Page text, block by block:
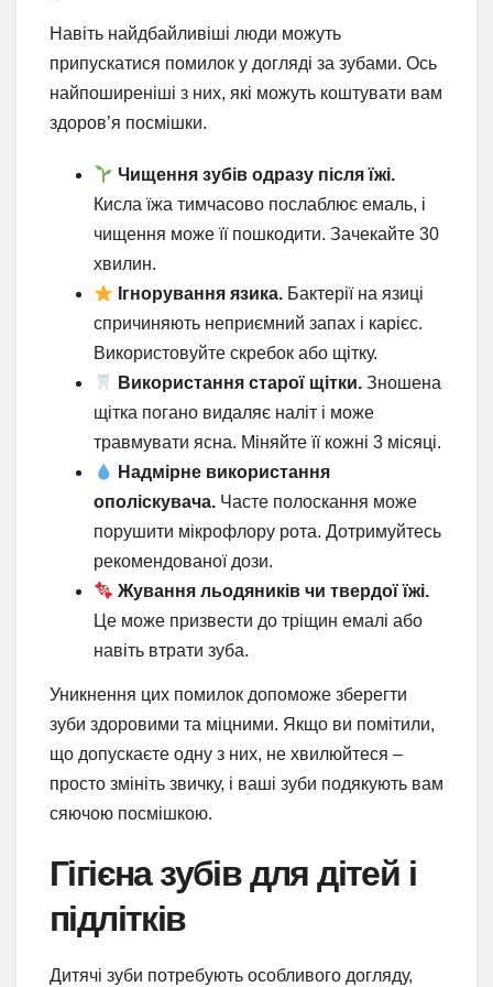
Навіть найдбайливіші люди можуть
припускатися помилок у догляді за зубами. Ось
найпоширеніші з них, які можуть коштувати вам
здоров’я посмішки.
Чищення зубів одразу після їжі.
Кисла їжа тимчасово послаблює емаль, і
чищення може її пошкодити. Зачекайте 30
хвилин.
Ігнорування язика. Бактерії на язиці
спричиняють неприємний запах і карієс.
Використовуйте скребок або щітку.
Використання старої щітки. Зношена
щітка погано видаляє наліт і може
травмувати ясна. Міняйте її кожні 3 місяці.
Надмірне використання
ополіскувача. Часте полоскання може
порушити мікрофлору рота. Дотримуйтесь
рекомендованої дози.
Жування льодяників чи твердої їжі.
Це може призвести до тріщин емалі або
навіть втрати зуба.
Уникнення цих помилок допоможе зберегти
зуби здоровими та міцними. Якщо ви помітили,
що допускаєте одну з них, не хвилюйтеся –
просто змініть звичку, і ваші зуби подякують вам
сяючою посмішкою.
Гігієна зубів для дітей і
підлітків
Дитячі зуби потребують особливого догляду,